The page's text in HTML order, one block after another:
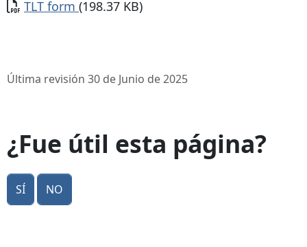
Documento
TLT form (198.37 KB)
Última revisión 30 de Junio de 2025
¿Fue útil esta página?
Sí No